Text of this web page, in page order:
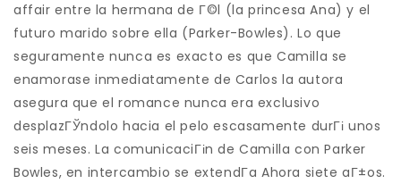
affair entre la hermana de Г©l (la princesa Ana) y el
futuro marido sobre ella (Parker-Bowles). Lo que
seguramente nunca es exacto es que Camilla se
enamorase inmediatamente de Carlos la autora
asegura que el romance nunca era exclusivo
desplazГЎndolo hacia el pelo escasamente durГі unos
seis meses. La comunicaciГіn de Camilla con Parker
Bowles, en intercambio se extendГ­a Ahora siete aГ±os.